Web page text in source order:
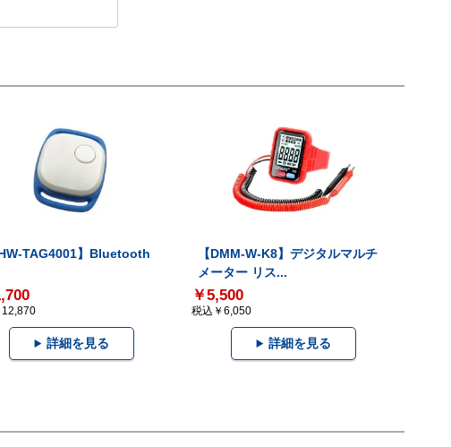
TAG4001】Bluetooth
12,870
詳細を見る
【DMM-W-K8】デジタルマルチ
メーター リス...
￥5,500
税込￥6,050
詳細を見る